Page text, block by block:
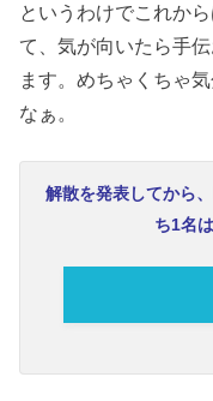
というわけでこれか
て、気が向いたら手
ます。めちゃくちゃ
なぁ。
解散を発表してから
ち1名